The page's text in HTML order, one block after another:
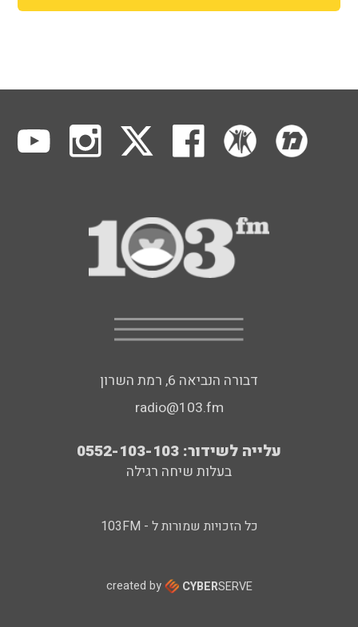
דבורה הנביאה 6, רמת השרון
radio@103.fm
עלייה לשידור: 0552-103-103
בעלות שיחה רגילה
כל הזכויות שמורות ל - 103FM
created by CYBERSERVE